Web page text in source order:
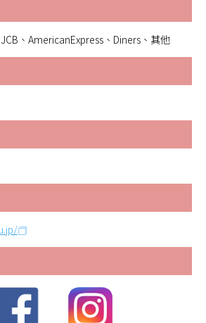
、AmericanExpress、Diners、其他